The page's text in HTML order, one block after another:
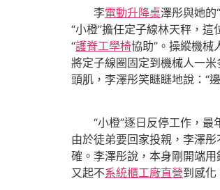
李電動升降桌澤彤與她
“小橙”擔任定子線林天秤，
“護脊工學椅協助”。操縱機械
將定子線圈固定到機械人一
頭肌，李澤彤笑瞇瞇地說：“
“小橙”逐日反停工作，最
由於徒弟要回家投親，李澤
確。李澤彤說，本身剛開端
又起不系統櫃工廠直營到感化